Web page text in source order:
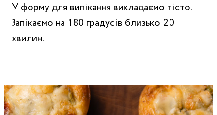
У форму для випікання викладаємо тісто.
Запікаємо на 180 градусів близько 20
хвилин.